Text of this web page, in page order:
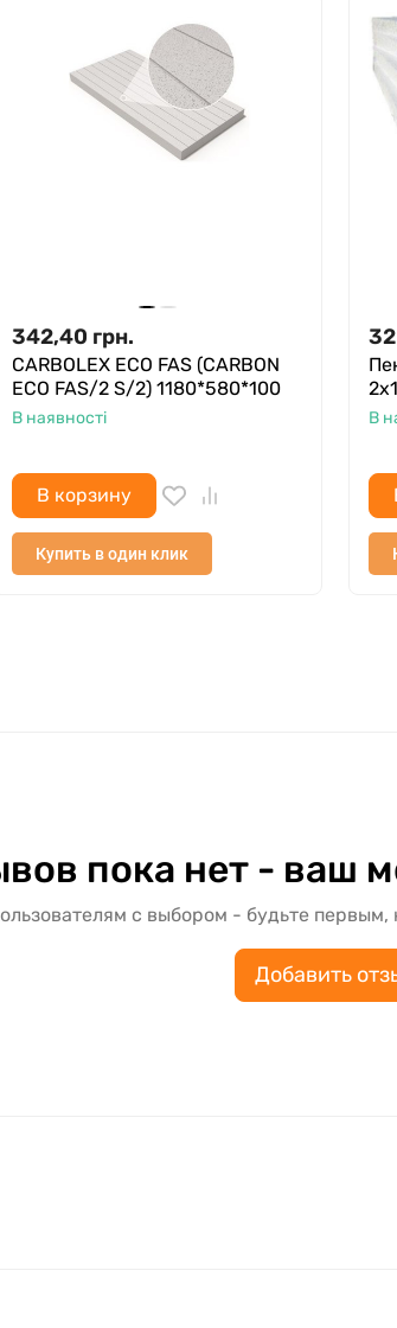
342,40 грн.
CARBOLEX ECO FAS (CARBON
ECO FAS/2 S/2) 1180*580*100
В наявності
В корзину
Купить в один клик
32
В
пока нет - ваш
с выбором - будьте
Добавить